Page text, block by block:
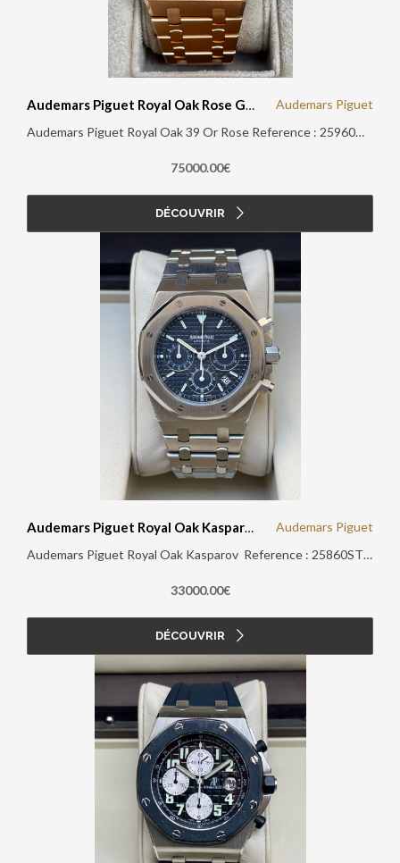
Audemars Piguet Royal Oak Rose Gold
Audemars Piguet
Audemars Piguet Royal Oak 39 Or Rose Reference : 25960OR 'Panda ' Papiers d'origine : Oui Boîte d'origine : Oui Année : 2014
75000.00€
DÉCOUVRIR
Audemars Piguet Royal Oak Kasparov
Audemars Piguet
Audemars Piguet Royal Oak Kasparov Reference : 25860ST Papiers d'origine : Oui Boite d'origine : Oui Année : 2023
33000.00€
DÉCOUVRIR